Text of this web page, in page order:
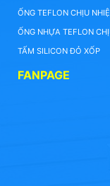
ỐNG TEFLON CHỊU
ỐNG NHỰA TEFLON
TẤM SILICON ĐỎ XỐP
FANPAGE